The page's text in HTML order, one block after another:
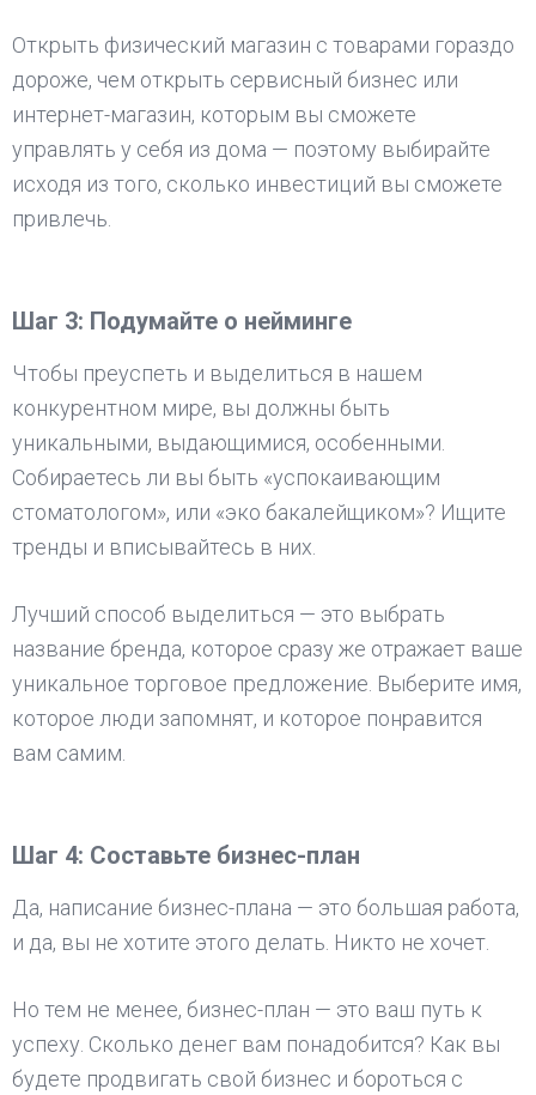
Открыть физический магазин с товарами гораздо
дороже, чем открыть сервисный бизнес или
интернет-магазин, которым вы сможете
управлять у себя из дома — поэтому выбирайте
исходя из того, сколько инвестиций вы сможете
привлечь.
Шаг 3: Подумайте о нейминге
Чтобы преуспеть и выделиться в нашем
конкурентном мире, вы должны быть
уникальными, выдающимися, особенными.
Собираетесь ли вы быть «успокаивающим
стоматологом», или «эко бакалейщиком»? Ищите
тренды и вписывайтесь в них.
Лучший способ выделиться — это выбрать
название бренда, которое сразу же отражает ваше
уникальное торговое предложение. Выберите имя,
которое люди запомнят, и которое понравится
вам самим.
Шаг 4: Составьте бизнес-план
Да, написание бизнес-плана — это большая работа,
и да, вы не хотите этого делать. Никто не хочет.
Но тем не менее, бизнес-план — это ваш путь к
успеху. Сколько денег вам понадобится? Как вы
будете продвигать свой бизнес и бороться с